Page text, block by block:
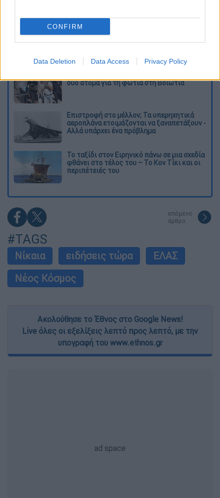
CONFIRM
Data Deletion Data Access Privacy Policy
Διαβάστε ακόμη
«Στέρεψε» η αγορά από πινακίδες
κυκλοφορίας: Χιλιάδες αυτοκίνητα
το υπουργείο
δύο άτομα για τη φωτιά στη Βοιωτία
Επιστροφή στο μέλλον; Τα υπερηχητικά
αεροπλάνα ετοιμάζονται να ξαναπετάξουν -
Αλλά υπάρχει ένα πρόβλημα
Το ταξίδι στον Ειρηνικό πάνω σε μια σχεδία
φθάνει στο τέλος του – Το Κον Τίκι και οι
περιπέτειές του
επόμενο
άρθρο
#TAGS
Νίκαια ειδήσεις τώρα
ΕΛΑΣ
Νέος Κόσμος
Ακολούθησε το Έθνος στο Google News!
Live όλες οι εξελίξεις λεπτό προς λεπτό, με την
υπογραφή του www.ethnos.gr